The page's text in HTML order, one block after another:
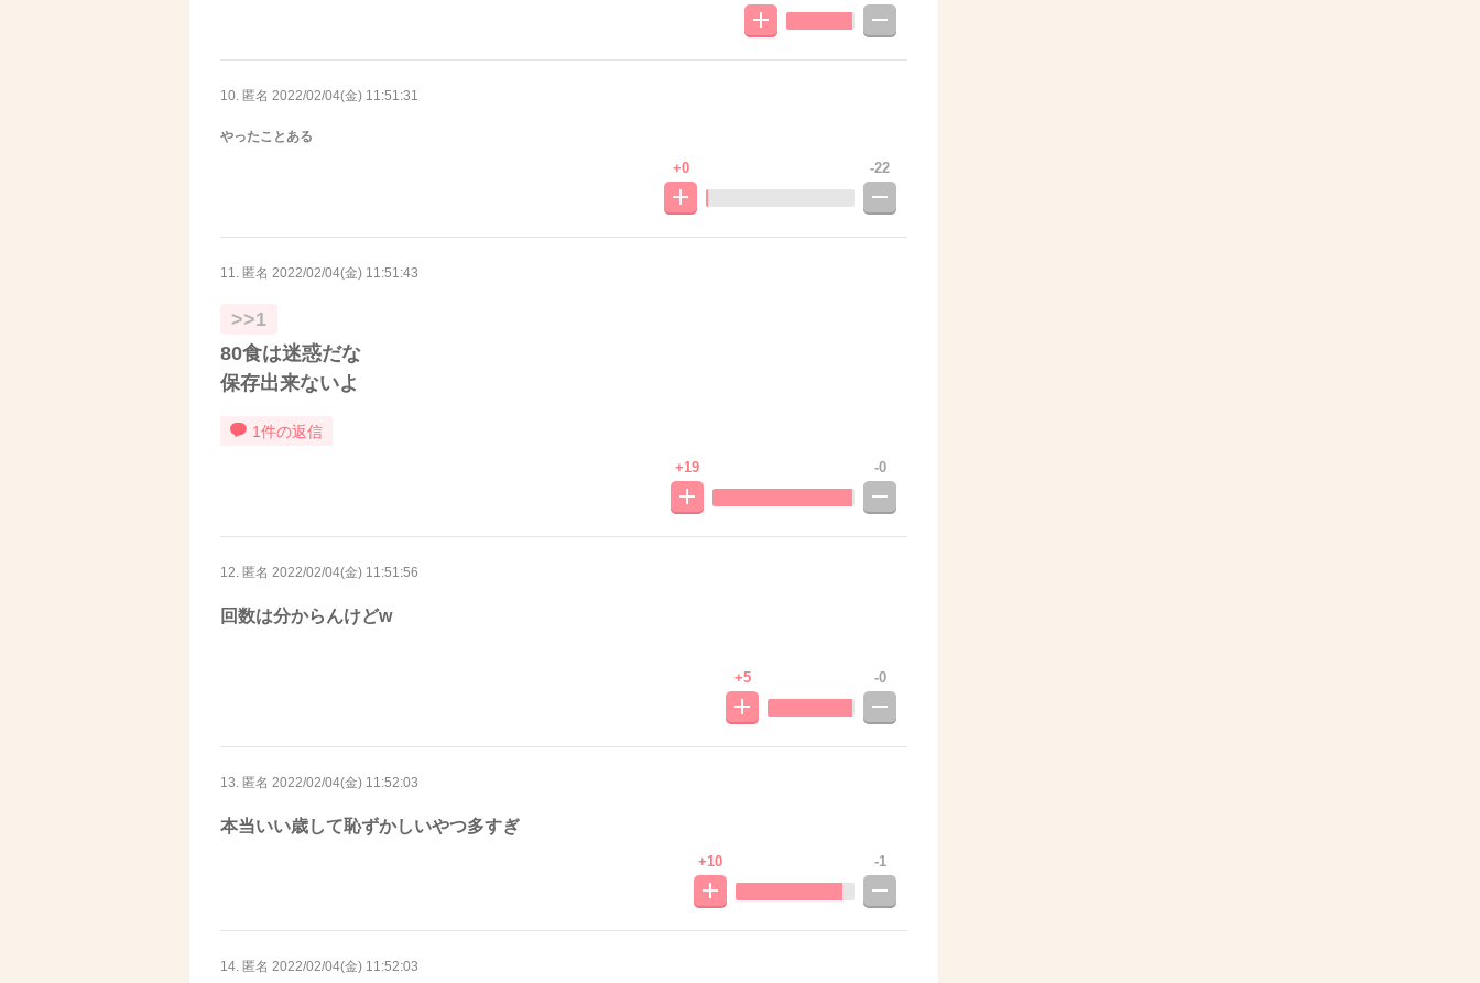
10. 匿名 2022/02/04(金) 11:51:31
やったことある
+0 -22
11. 匿名 2022/02/04(金) 11:51:43
>>1
80食は迷惑だな
保存出来ないよ
1件の返信
+19 -0
12. 匿名 2022/02/04(金) 11:51:56
回数は分からんけどw
+5 -0
13. 匿名 2022/02/04(金) 11:52:03
本当いい歳して恥ずかしいやつ多すぎ
+10 -1
14. 匿名 2022/02/04(金) 11:52:03